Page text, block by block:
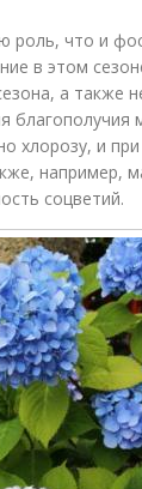
что и
в этом
а также
хлорозу, и
например,
соцветий.